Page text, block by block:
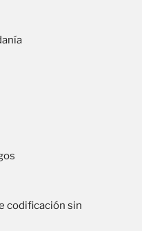
codificación sin